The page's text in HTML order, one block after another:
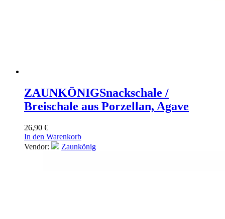
ZAUNKÖNIGSnackschale /
Breischale aus Porzellan, Agave
26,90 €
In den Warenkorb
Vendor:
Zaunkönig